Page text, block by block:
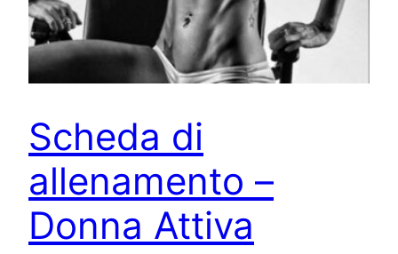
Scheda di
allenamento –
Donna Attiva